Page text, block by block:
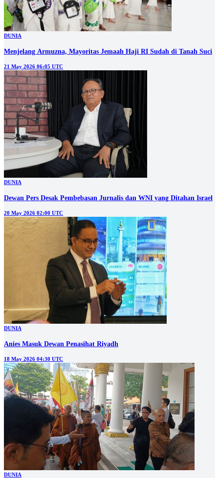
DUNIA
Menjelang Armuzna, Mayoritas Jemaah Haji RI Sudah di Tanah Suci
21 May 2026 06:05 UTC
DUNIA
Dewan Pers Desak Pembebasan Jurnalis dan WNI yang Ditahan Israel
20 May 2026 02:00 UTC
DUNIA
Anies Masuk Dewan Penasihat Riyadh
18 May 2026 04:30 UTC
DUNIA